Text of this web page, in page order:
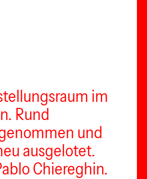
im
Rund
und
ausgelotet.
Chiereghin.